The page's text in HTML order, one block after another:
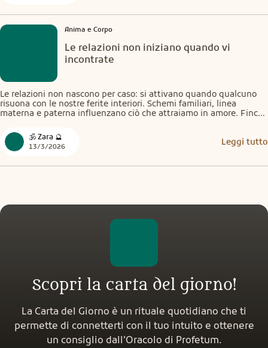
Anima e Corpo
Le relazioni non iniziano quando vi
incontrate
Le relazioni non nascono per caso: si attivano quando qualcuno
risuona con le nostre ferite interiori. Schemi familiari, linea
materna e paterna influenzano ciò che attraiamo in amore. Finché
continueremo a ripetere le stesse dinamiche con volti diversi.
Cambiare è possibile.
🕉️ Zara 🔮
13/3/2026 Leggi tutto
Scopri la carta del giorno!
La Carta del Giorno è un rituale quotidiano che ti
permette di connetterti con il tuo intuito e ottenere
un consiglio dall’Oracolo di Profetum.